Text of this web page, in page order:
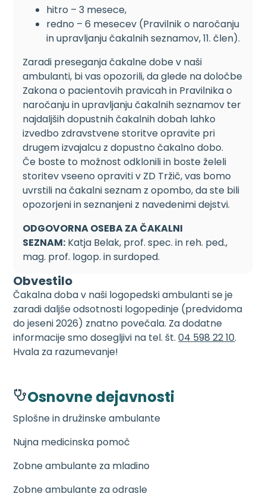
hitro – 3 mesece,
redno – 6 mesecev (Pravilnik o naročanju
in upravljanju čakalnih seznamov, 11. člen).
Zaradi preseganja čakalne dobe v naši
ambulanti, bi vas opozorili, da glede na določbe
Zakona o pacientovih pravicah in Pravilnika o
naročanju in upravljanju čakalnih seznamov ter
najdaljših dopustnih čakalnih dobah lahko
izvedbo zdravstvene storitve opravite pri
drugem izvajalcu z dopustno čakalno dobo.
Če boste to možnost odklonili in boste želeli
storitev vseeno opraviti v ZD Tržič, vas bomo
uvrstili na čakalni seznam z opombo, da ste bili
opozorjeni in seznanjeni z navedenimi dejstvi.
ODGOVORNA OSEBA ZA ČAKALNI
SEZNAM: Katja Belak, prof. spec. in reh. ped.,
mag. prof. logop. in surdoped.
Obvestilo
Čakalna doba v naši logopedski ambulanti se je
zaradi daljše odsotnosti logopedinje (predvidoma
do jeseni 2026) znatno povečala. Za dodatne
informacije smo dosegljivi na tel. št.04 598 22 10.
Hvala za razumevanje!
Osnovne dejavnosti
Splošne in družinske ambulante
Nujna medicinska pomoč
Zobne ambulante za mladino
Zobne ambulante za odrasle